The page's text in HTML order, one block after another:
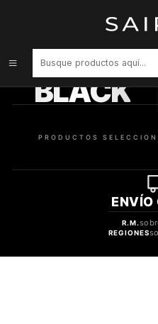
PERFUME KENZO AMOUR DAMA
BLACK
PRODUCTOS
ENVÍO
R.M.
REGIONES